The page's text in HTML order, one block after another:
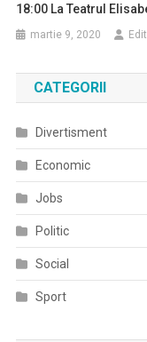
18:00 La Teatrul
martie 9, 2020
CATEGORII
Divertisment
Economic
Jobs
Politic
Social
Sport